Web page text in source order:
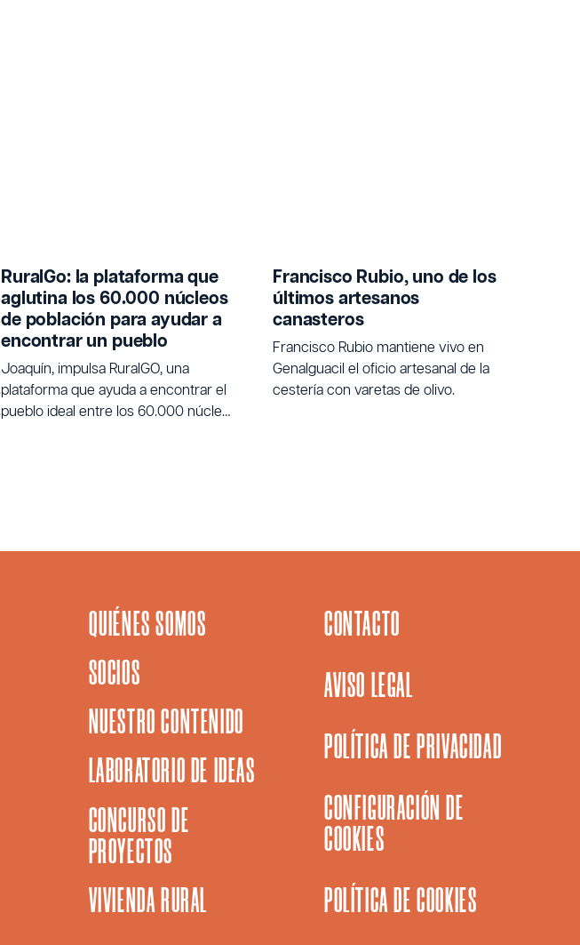
RuralGo: la plataforma que
aglutina los 60.000 núcleos
de población para ayudar a
encontrar un pueblo
Joaquín, impulsa RuralGO, una
plataforma que ayuda a encontrar el
pueblo ideal entre los 60.000 núcleos
Francisco Rubio, uno de los
últimos artesanos
canasteros
Francisco Rubio mantiene vivo en
Genalguacil el oficio artesanal de la
cestería con varetas de olivo.
QUIÉNES SOMOS
SOCIOS
NUESTRO CONTENIDO
LABORATORIO DE IDEAS
CONCURSO DE
PROYECTOS
VIVIENDA RURAL
CONTACTO
AVISO LEGAL
POLÍTICA DE PRIVACIDAD
CONFIGURACIÓN DE
COOKIES
POLÍTICA DE COOKIES